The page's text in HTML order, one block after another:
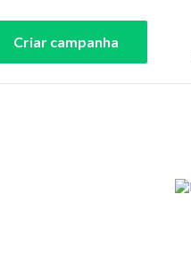
Criar campanha